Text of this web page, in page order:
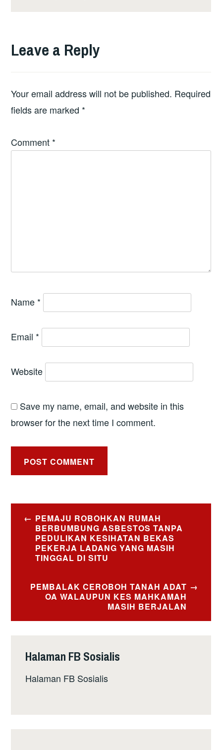
Leave a Reply
Your email address will not be published. Required
fields are marked *
Comment *
Name *
Email *
Website
Save my name, email, and website in this
browser for the next time I comment.
Post
navigation
PEMAJU ROBOHKAN RUMAH
BERBUMBUNG ASBESTOS TANPA
PEDULIKAN KESIHATAN BEKAS
PEKERJA LADANG YANG MASIH
TINGGAL DI SITU
PEMBALAK CEROBOH TANAH ADAT
OA WALAUPUN KES MAHKAMAH
MASIH BERJALAN
Halaman FB Sosialis
Halaman FB Sosialis